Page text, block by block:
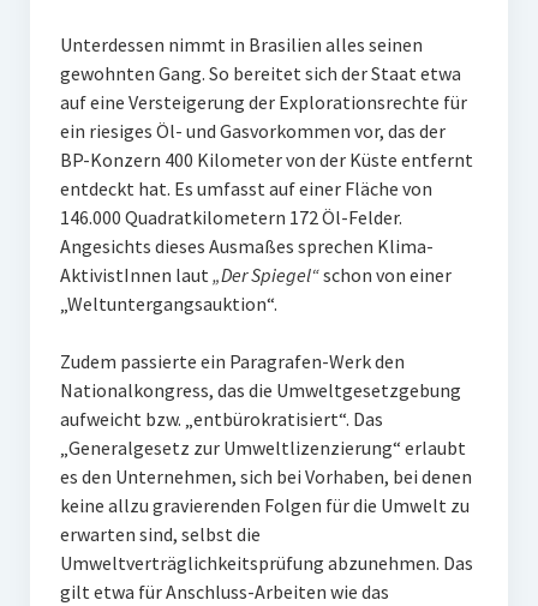
Unterdessen nimmt in Brasilien alles seinen
gewohnten Gang. So bereitet sich der Staat etwa
auf eine Versteigerung der Explorationsrechte für
ein riesiges Öl- und Gasvorkommen vor, das der
BP-Konzern 400 Kilometer von der Küste entfernt
entdeckt hat. Es umfasst auf einer Fläche von
146.000 Quadratkilometern 172 Öl-Felder.
Angesichts dieses Ausmaßes sprechen Klima-
AktivistInnen laut „Der Spiegel“schon von einer
„Weltuntergangsauktion“.
Zudem passierte ein Paragrafen-Werk den
Nationalkongress, das die Umweltgesetzgebung
aufweicht bzw. „entbürokratisiert“. Das
„Generalgesetz zur Umweltlizenzierung“ erlaubt
es den Unternehmen, sich bei Vorhaben, bei denen
keine allzu gravierenden Folgen für die Umwelt zu
erwarten sind, selbst die
Umweltverträglichkeitsprüfung abzunehmen. Das
gilt etwa für Anschluss-Arbeiten wie das